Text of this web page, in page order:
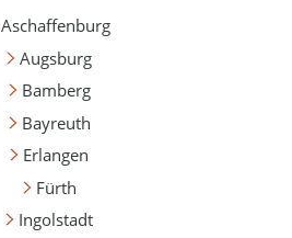
Aschaffenburg
Augsburg
Bamberg
Bayreuth
Erlangen
Fürth
Ingolstadt